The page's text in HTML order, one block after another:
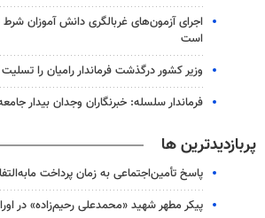
اجرای آزمون‌های غربالگری دانش آموزان
است
وزیر کشور درگذشت فرماندار رامیان را
فرماندار سلسله: خبرنگاران وجدان بیدار
پربازدیدترین ها
پاسخ تأمین‌اجتماعی به زمان پرداخت
پیکر مطهر شهید «محمدعلی رحیم‌زاده» در